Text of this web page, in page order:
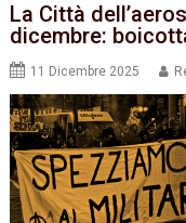
La Città
dicembre:
11 Dicembre 2025